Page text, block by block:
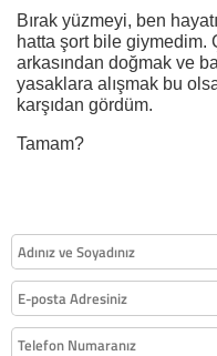
Bırak yüzmeyi, ben
hatta şort bile giymedim.
arkasından doğmak ve
yasaklara alışmak bu
karşıdan gördüm.
Tamam?